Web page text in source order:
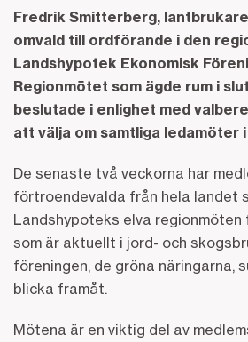
Fredrik Smitterberg,
omvald till ordförande i den
Landshypotek Ekonomisk
Regionmötet som ägde rum i
beslutade i enlighet med
att välja om samtliga ledamöter
De senaste två veckorna har
förtroendevalda från hela landet
Landshypoteks elva
som är aktuellt i jord- och
föreningen, de gröna näringarna,
blicka framåt.
Mötena är en viktig del av